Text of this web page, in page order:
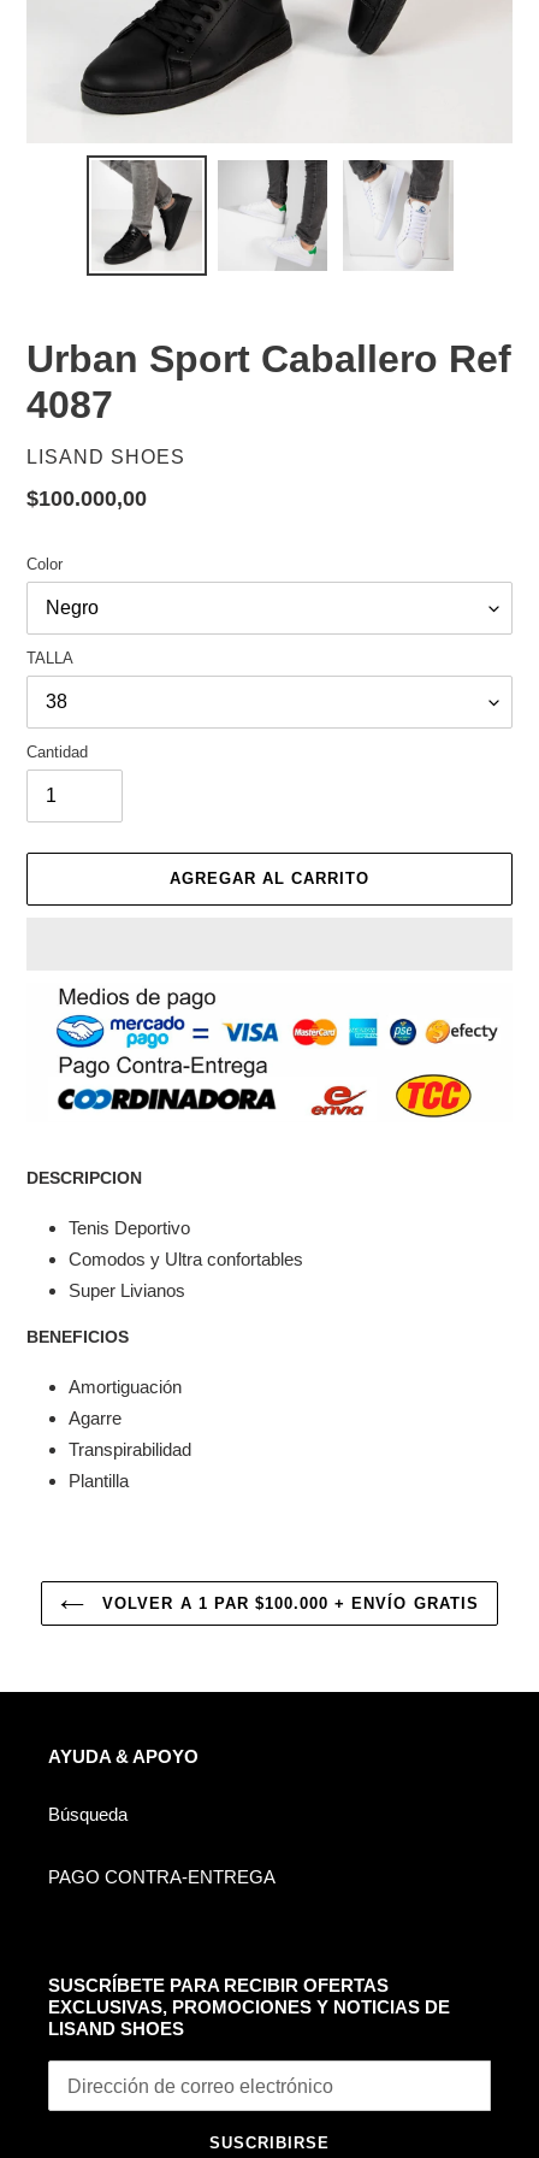
Urban Sport Caballero Ref
4087
PROVEEDOR
LISAND SHOES
Precio
$100.000,00
Color
TALLA
Cantidad
AGREGAR AL CARRITO
carrito
DESCRIPCION
Tenis Deportivo
Comodos y Ultra confortables
Super Livianos
BENEFICIOS
Amortiguación
Agarre
Transpirabilidad
Plantilla
VOLVER A 1 PAR $100.000 + ENVÍO GRATIS
AYUDA & APOYO
Búsqueda
PAGO CONTRA-ENTREGA
SUSCRÍBETE PARA RECIBIR OFERTAS
EXCLUSIVAS, PROMOCIONES Y NOTICIAS DE
LISAND SHOES
SUSCRIBIRSE